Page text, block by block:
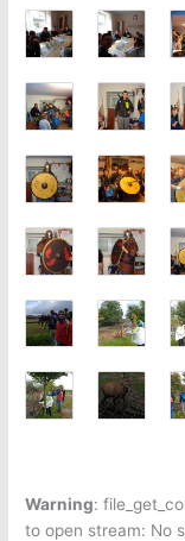
Warning:
to open stream: No